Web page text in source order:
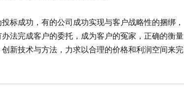
标成功，有的公司成功实现与客户战略性的捆绑，
法完成客户的委托，成为客户的冤家，正确的衡量
新技术与方法，力求以合理的价格和利润空间来完